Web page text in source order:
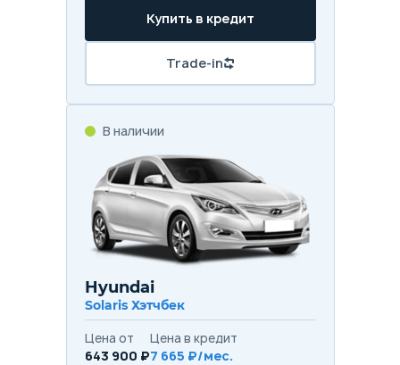
Купить в кредит
Trade-in
В наличии
Hyundai
Solaris Хэтчбек
Цена от
643 900 ₽
Цена в кредит
7 665 ₽/мес.